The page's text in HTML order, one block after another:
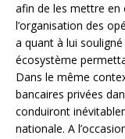
afin de les mettre en
l’organisation des
a quant à lui
écosystème
Dans le même
bancaires privées
conduiront
nationale. A